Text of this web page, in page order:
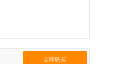
立即购买